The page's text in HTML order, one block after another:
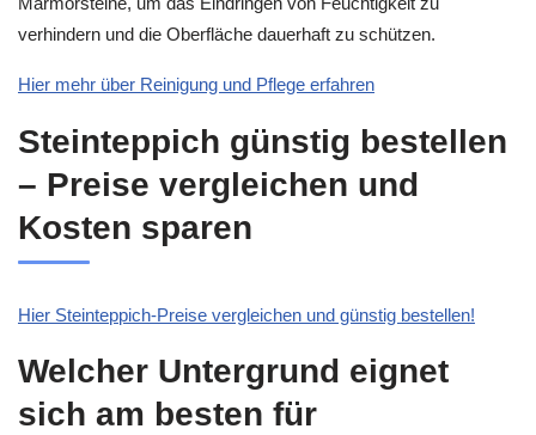
verhindern und die Oberfläche dauerhaft zu schützen.
Hier mehr über Reinigung und Pflege erfahren
Steinteppich günstig bestellen
– Preise vergleichen und
Kosten sparen
Hier Steinteppich-Preise vergleichen und günstig bestellen!
Welcher Untergrund eignet
sich am besten für